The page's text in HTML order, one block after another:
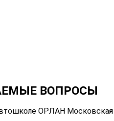
ВОПРОСЫ
ОРЛАН Московская